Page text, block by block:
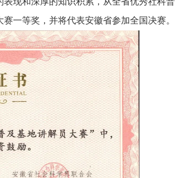
一等奖，并将代表安徽省参加全国决赛。